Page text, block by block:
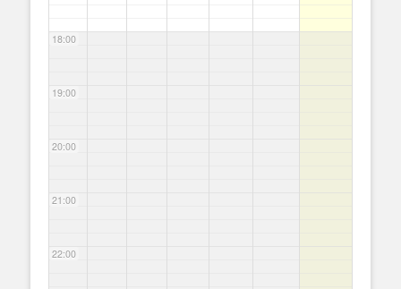
18:00
19:00
20:00
21:00
22:00